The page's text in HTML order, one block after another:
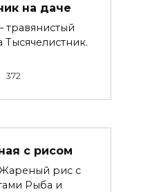
на даче
травянистый
372
с рисом
рис с
Рыба и